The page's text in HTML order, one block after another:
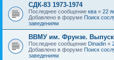
СДК-83 1973-1974
Последнее сообщение ква « 22
Добавлено в форуме Поиск
заведениям
ВВМУ им. Фрунзе. Выпуск
Последнее сообщение Dinadin «
Добавлено в форуме Поиск
заведениям